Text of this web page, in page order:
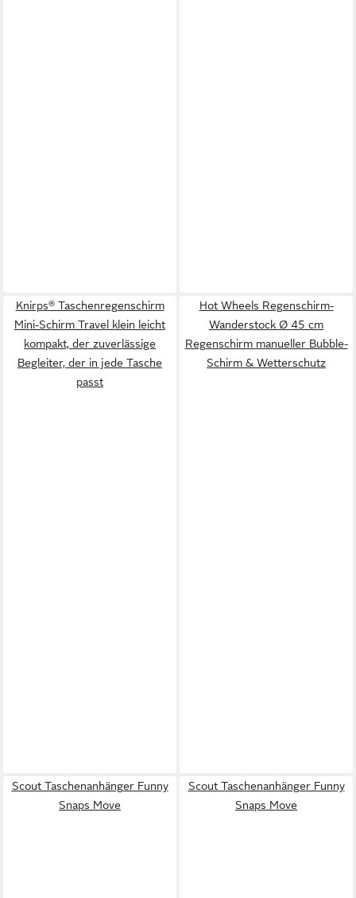
Knirps® Taschenregenschirm
Mini-Schirm Travel klein leicht
kompakt, der zuverlässige
Begleiter, der in jede Tasche
passt
Hot Wheels Regenschirm-
Wanderstock Ø 45 cm
Regenschirm manueller Bubble-
Schirm & Wetterschutz
Scout Taschenanhänger Funny
Snaps Move
Scout Taschenanhänger Funny
Snaps Move